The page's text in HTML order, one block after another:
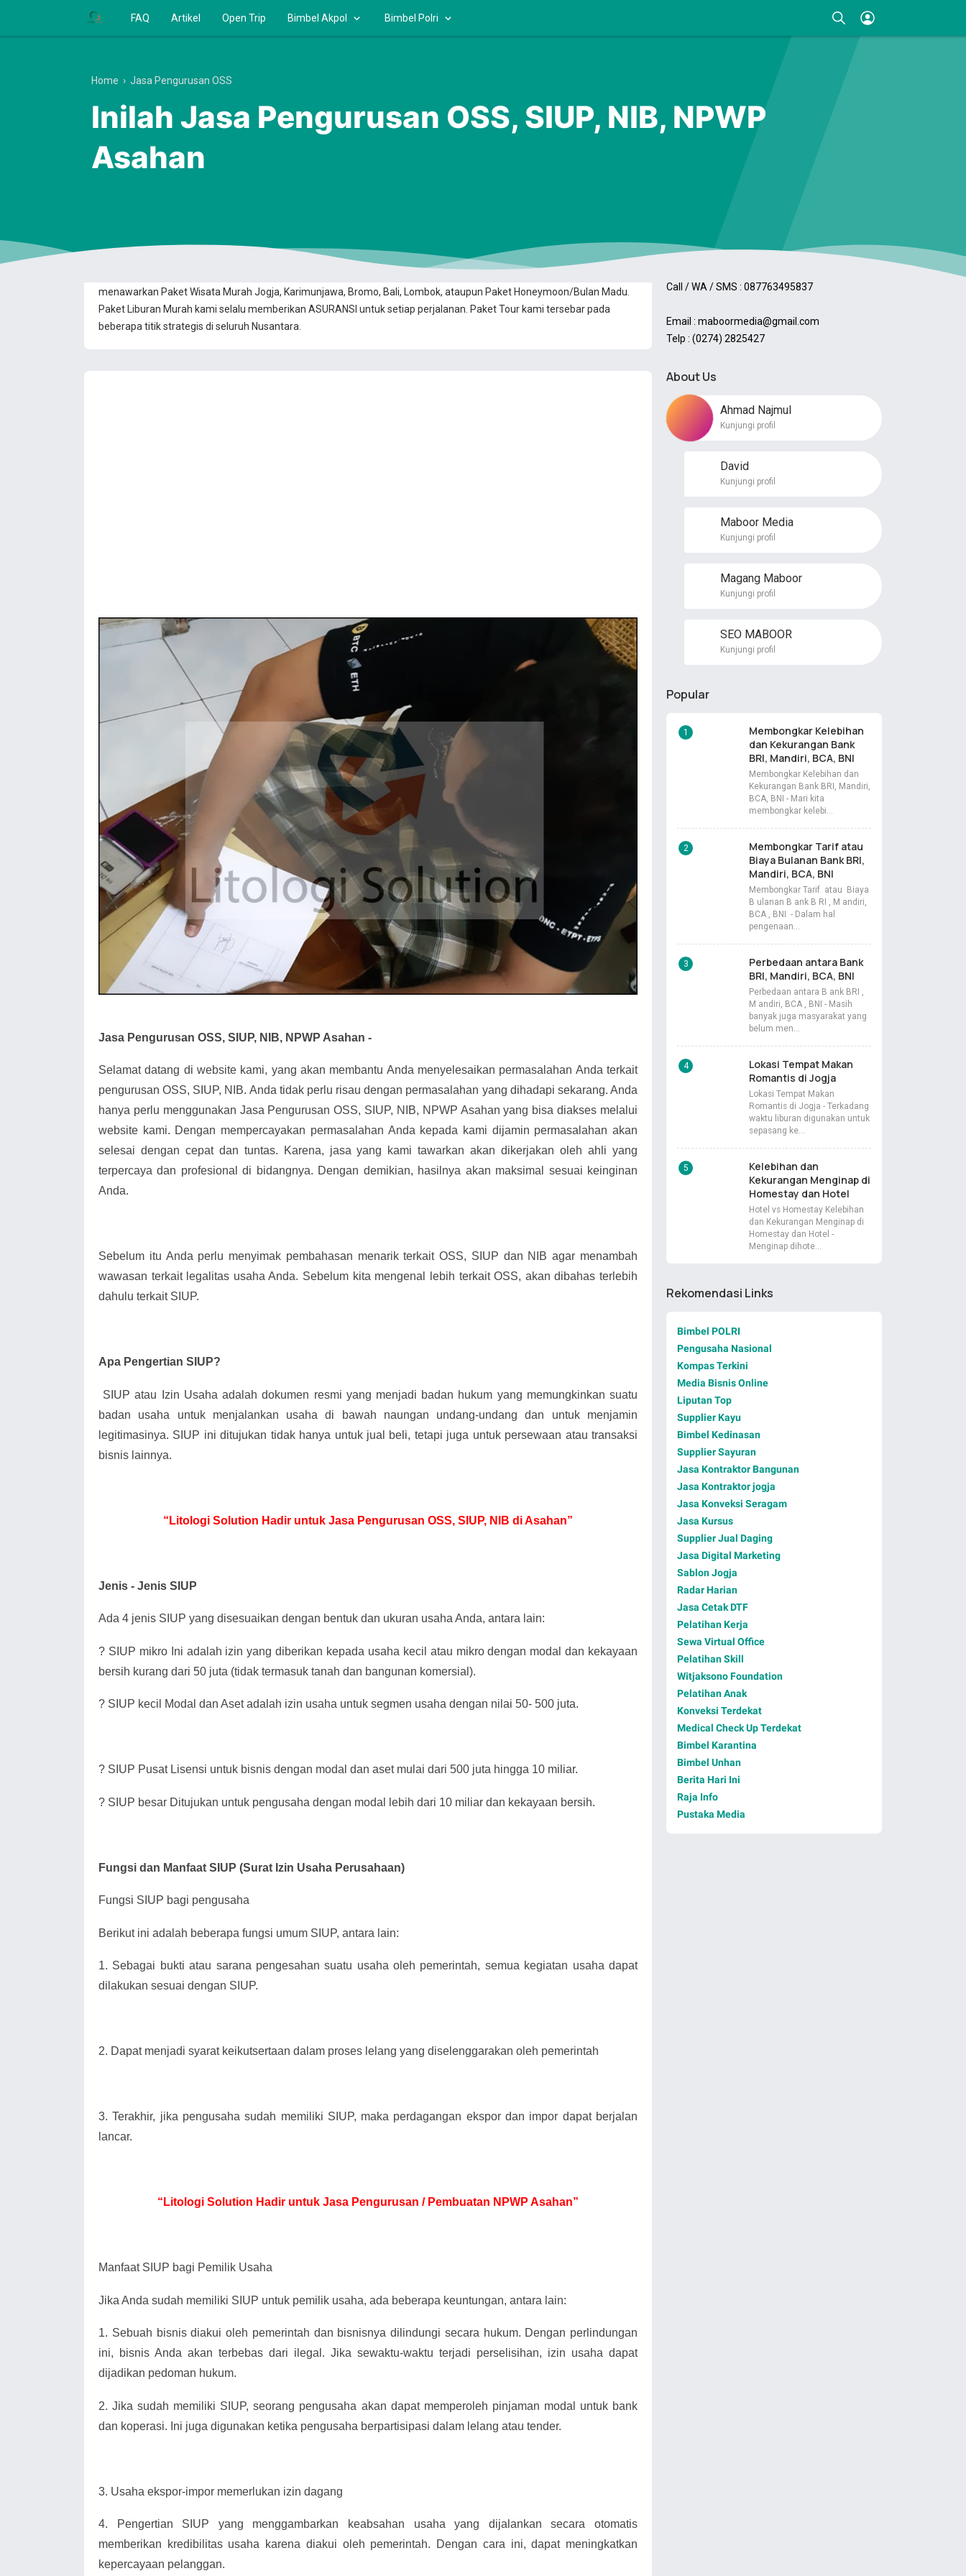
FAQ Artikel Open Trip Bimbel Akpol Bimbel Polri
menawarkan Paket Wisata Murah Jogja, Karimunjawa, Bromo, Bali, Lombok, ataupun Paket Honeymoon/Bulan Madu.
Paket Liburan Murah kami selalu memberikan ASURANSI untuk setiap perjalanan. Paket Tour kami tersebar pada
beberapa titik strategis di seluruh Nusantara.
Home › Jasa Pengurusan OSS
Inilah Jasa Pengurusan OSS, SIUP, NIB, NPWP
Asahan
Jasa Pengurusan OSS, SIUP, NIB, NPWP Asahan -
Selamat datang di website kami, yang akan membantu Anda menyelesaikan permasalahan Anda terkait
pengurusan OSS, SIUP, NIB. Anda tidak perlu risau dengan permasalahan yang dihadapi sekarang. Anda
hanya perlu menggunakan Jasa Pengurusan OSS, SIUP, NIB, NPWP Asahan yang bisa diakses melalui
website kami. Dengan mempercayakan permasalahan Anda kepada kami dijamin permasalahan akan
selesai dengan cepat dan tuntas. Karena, jasa yang kami tawarkan akan dikerjakan oleh ahli yang
terpercaya dan profesional di bidangnya. Dengan demikian, hasilnya akan maksimal sesuai keinginan
Anda.
Sebelum itu Anda perlu menyimak pembahasan menarik terkait OSS, SIUP dan NIB agar menambah
wawasan terkait legalitas usaha Anda. Sebelum kita mengenal lebih terkait OSS, akan dibahas terlebih
dahulu terkait SIUP.
Apa Pengertian SIUP?
SIUP atau Izin Usaha adalah dokumen resmi yang menjadi badan hukum yang memungkinkan suatu
badan usaha untuk menjalankan usaha di bawah naungan undang-undang dan untuk menjamin
legitimasinya. SIUP ini ditujukan tidak hanya untuk jual beli, tetapi juga untuk persewaan atau transaksi
bisnis lainnya.
“Litologi Solution Hadir untuk Jasa Pengurusan OSS, SIUP, NIB di Asahan”
Jenis - Jenis SIUP
Ada 4 jenis SIUP yang disesuaikan dengan bentuk dan ukuran usaha Anda, antara lain:
? SIUP mikro Ini adalah izin yang diberikan kepada usaha kecil atau mikro dengan modal dan kekayaan
bersih kurang dari 50 juta (tidak termasuk tanah dan bangunan komersial).
? SIUP kecil Modal dan Aset adalah izin usaha untuk segmen usaha dengan nilai 50- 500 juta.
? SIUP Pusat Lisensi untuk bisnis dengan modal dan aset mulai dari 500 juta hingga 10 miliar.
? SIUP besar Ditujukan untuk pengusaha dengan modal lebih dari 10 miliar dan kekayaan bersih.
Fungsi dan Manfaat SIUP (Surat Izin Usaha Perusahaan)
Fungsi SIUP bagi pengusaha
Berikut ini adalah beberapa fungsi umum SIUP, antara lain:
1. Sebagai bukti atau sarana pengesahan suatu usaha oleh pemerintah, semua kegiatan usaha dapat
dilakukan sesuai dengan SIUP.
2. Dapat menjadi syarat keikutsertaan dalam proses lelang yang diselenggarakan oleh pemerintah
3. Terakhir, jika pengusaha sudah memiliki SIUP, maka perdagangan ekspor dan impor dapat berjalan
lancar.
“Litologi Solution Hadir untuk Jasa Pengurusan / Pembuatan NPWP Asahan”
Manfaat SIUP bagi Pemilik Usaha
Jika Anda sudah memiliki SIUP untuk pemilik usaha, ada beberapa keuntungan, antara lain:
1. Sebuah bisnis diakui oleh pemerintah dan bisnisnya dilindungi secara hukum. Dengan perlindungan
ini, bisnis Anda akan terbebas dari ilegal. Jika sewaktu-waktu terjadi perselisihan, izin usaha dapat
dijadikan pedoman hukum.
2. Jika sudah memiliki SIUP, seorang pengusaha akan dapat memperoleh pinjaman modal untuk bank
dan koperasi. Ini juga digunakan ketika pengusaha berpartisipasi dalam lelang atau tender.
3. Usaha ekspor-impor memerlukan izin dagang
4.
Pengertian SIUP yang menggambarkan keabsahan usaha yang dijalankan secara otomatis
memberikan kredibilitas usaha karena diakui oleh pemerintah. Dengan cara ini, dapat meningkatkan
kepercayaan pelanggan.
Call / WA / SMS : 087763495837
Email : maboormedia@gmail.com
Telp : (0274) 2825427
About Us
Ahmad Najmul
Kunjungi profil
David
Kunjungi profil
Maboor Media
Kunjungi profil
Magang Maboor
Kunjungi profil
SEO MABOOR
Kunjungi profil
Popular
Membongkar Kelebihan
dan Kekurangan Bank
BRI, Mandiri, BCA, BNI
Membongkar Kelebihan dan
Kekurangan Bank BRI, Mandiri,
BCA, BNI - Mari kita
membongkar kelebi…
Membongkar Tarif atau
Biaya Bulanan Bank BRI,
Mandiri, BCA, BNI
Membongkar Tarif atau Biaya
B ulanan B ank B RI , M andiri,
BCA , BNI - Dalam hal
pengenaan…
Perbedaan antara Bank
BRI, Mandiri, BCA, BNI
Perbedaan antara B ank BRI ,
M andiri, BCA , BNI - Masih
banyak juga masyarakat yang
belum men…
Lokasi Tempat Makan
Romantis di Jogja
Lokasi Tempat Makan
Romantis di Jogja - Terkadang
waktu liburan digunakan untuk
sepasang ke…
Kelebihan dan
Kekurangan Menginap di
Homestay dan Hotel
Hotel vs Homestay Kelebihan
dan Kekurangan Menginap di
Homestay dan Hotel -
Menginap dihote…
Rekomendasi Links
Bimbel POLRI
Pengusaha Nasional
Kompas Terkini
Media Bisnis Online
Liputan Top
Supplier Kayu
Bimbel Kedinasan
Supplier Sayuran
Jasa Kontraktor Bangunan
Jasa Kontraktor jogja
Jasa Konveksi Seragam
Jasa Kursus
Supplier Jual Daging
Jasa Digital Marketing
Sablon Jogja
Radar Harian
Jasa Cetak DTF
Pelatihan Kerja
Sewa Virtual Office
Pelatihan Skill
Witjaksono Foundation
Pelatihan Anak
Konveksi Terdekat
Medical Check Up Terdekat
Bimbel Karantina
Bimbel Unhan
Berita Hari Ini
Raja Info
Pustaka Media